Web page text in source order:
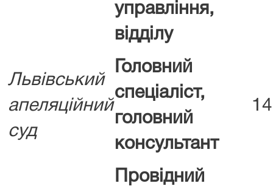
управління,
відділу
Львівський
апеляційний
суд
Головний
спеціаліст,
головний
консультант
14
Провідний